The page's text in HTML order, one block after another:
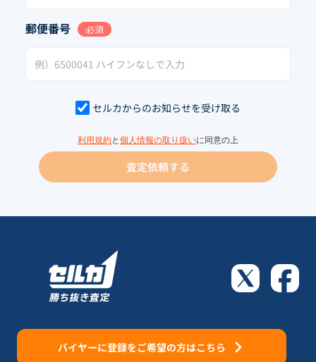
郵便番号 必須
セルカからのお知らせを受け取る
利用規約と 個人情報の取り扱いに同意の上
査定依頼する
バイヤーに登録をご希望の方はこちら